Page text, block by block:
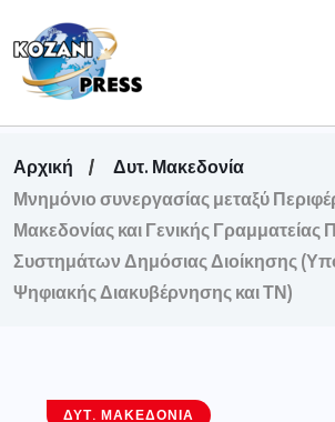
Αρχική
Δυτ. Μακεδονία
Μνημόνιο συνεργασίας μεταξύ
Μακεδονίας και Γενικής
Συστημάτων Δημόσιας Διοίκησης
Ψηφιακής Διακυβέρνησης και ΤΝ)
ΔΥΤ. ΜΑΚΕΔΟΝΊΑ